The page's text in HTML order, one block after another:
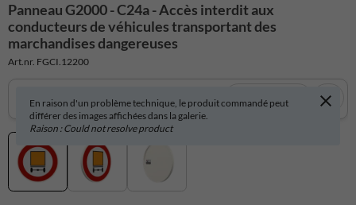
Panneau G2000 - C24a - Accès interdit aux
conducteurs de véhicules transportant des
marchandises dangereuses
Art.nr. FGCI.12200
En raison d'un problème technique, le produit commandé peut
différer des images affichées dans la galerie.
Raison : Could not resolve product
Voir en 3D